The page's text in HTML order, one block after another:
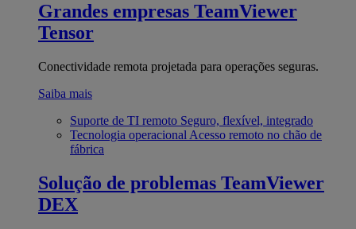
Grandes empresas TeamViewer
Tensor
Conectividade remota projetada para operações seguras.
Saiba mais
Suporte de TI remoto Seguro, flexível, integrado
Tecnologia operacional Acesso remoto no chão de
fábrica
Solução de problemas TeamViewer
DEX